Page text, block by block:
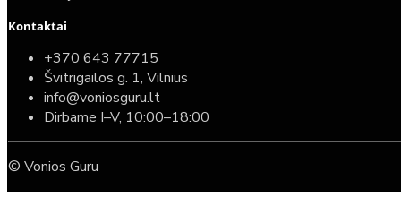
Kontaktai
+370 643 77715
Švitrigailos g. 1, Vilnius
info@voniosguru.lt
Dirbame I–V, 10:00–18:00
© Vonios Guru